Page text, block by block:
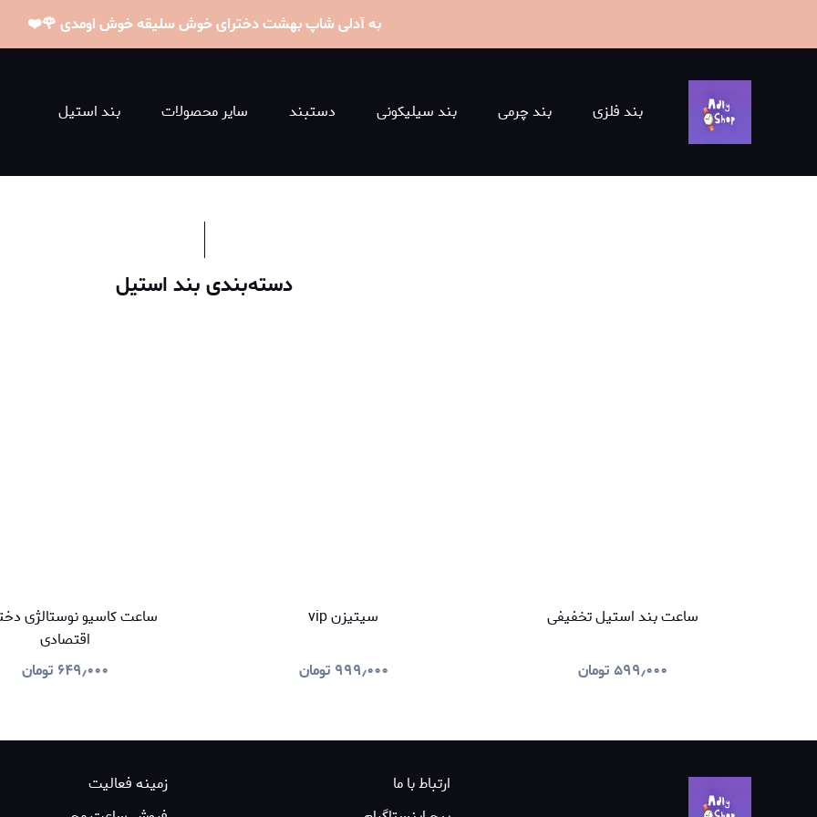
به آدلی شاپ بهشت دخترای خوش سلیقه خوش اومدی 🌹❤️
بند فلزی بند چرمی بند سیلیکونی دستبند سایر محصولات بند استیل
دسته‌بندی بند استیل
ساعت بند استیل تخفیفی
۵۹۹٫۰۰۰تومان
سیتیزن vip
۹۹۹٫۰۰۰ تومان
ساعت کاسیو نوستالژی
اقتصادی
۶۴۹٫۰۰۰ تومان
ارتباط با ما
زمینه فعالیت